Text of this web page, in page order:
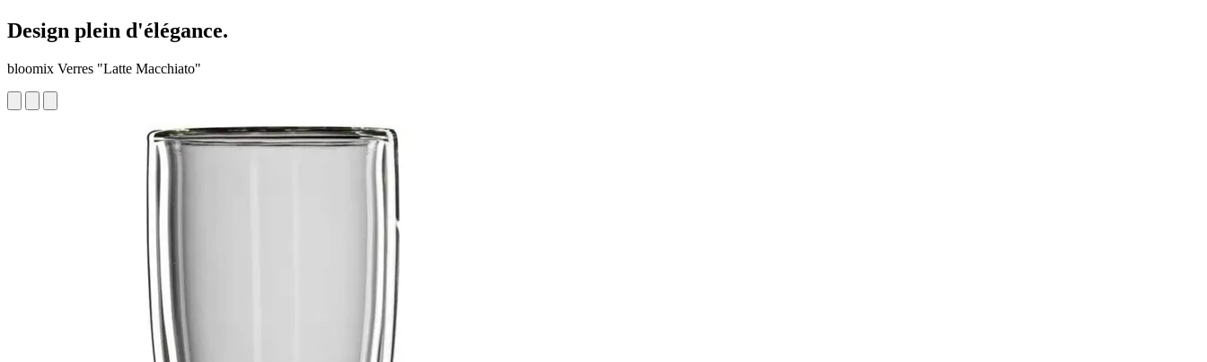
Design plein d'élégance.
bloomix Verres "Latte Macchiato"